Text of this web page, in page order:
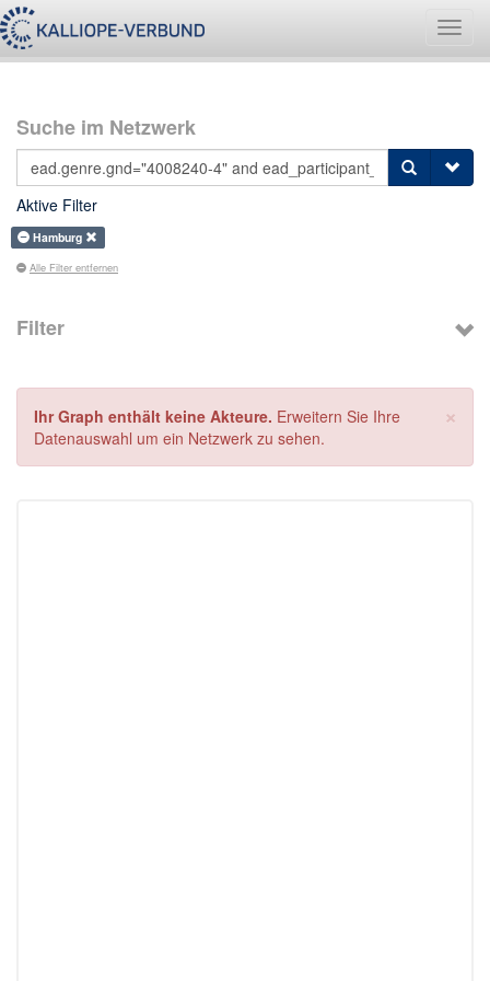
Suche im Netzwerk
Aktive Filter
Hamburg
Alle Filter entfernen
Filter
×
Ihr Graph enthält keine Akteure. Erweitern Sie Ihre
Datenauswahl um ein Netzwerk zu sehen.